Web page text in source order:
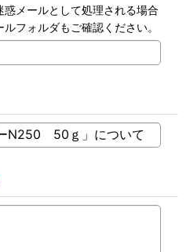
惑メールとして処理される場合
フォルダもご確認ください。